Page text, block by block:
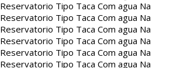
Reservatorio Tipo Taca Com agua Na
Reservatorio Tipo Taca Com agua Na
Reservatorio Tipo Taca Com agua Na
Reservatorio Tipo Taca Com agua Na
Reservatorio Tipo Taca Com agua Na
Reservatorio Tipo Taca Com agua Na